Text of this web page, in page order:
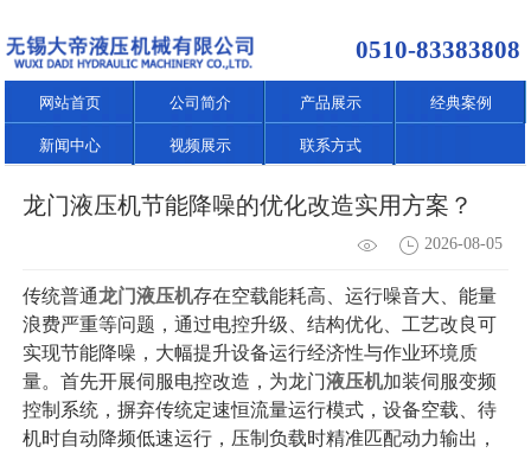
0510-83383808
网站首页 公司简介 产品展示 经典案例
新闻中心 视频展示 联系方式
龙门液压机节能降噪的优化改造实用方案？
2026-08-05
传统普通龙门液压机存在空载能耗高、运行噪音大、能量
浪费严重等问题，通过电控升级、结构优化、工艺改良可
实现节能降噪，大幅提升设备运行经济性与作业环境质
量。首先开展伺服电控改造，为龙门液压机加装伺服变频
控制系统，摒弃传统定速恒流量运行模式，设备空载、待
机时自动降频低速运行，压制负载时精准匹配动力输出，